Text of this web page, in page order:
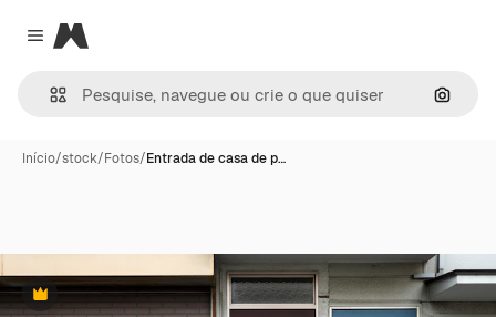
Close menu
Magnific
Início/stock/Fotos/Entrada de casa de p…
Premium